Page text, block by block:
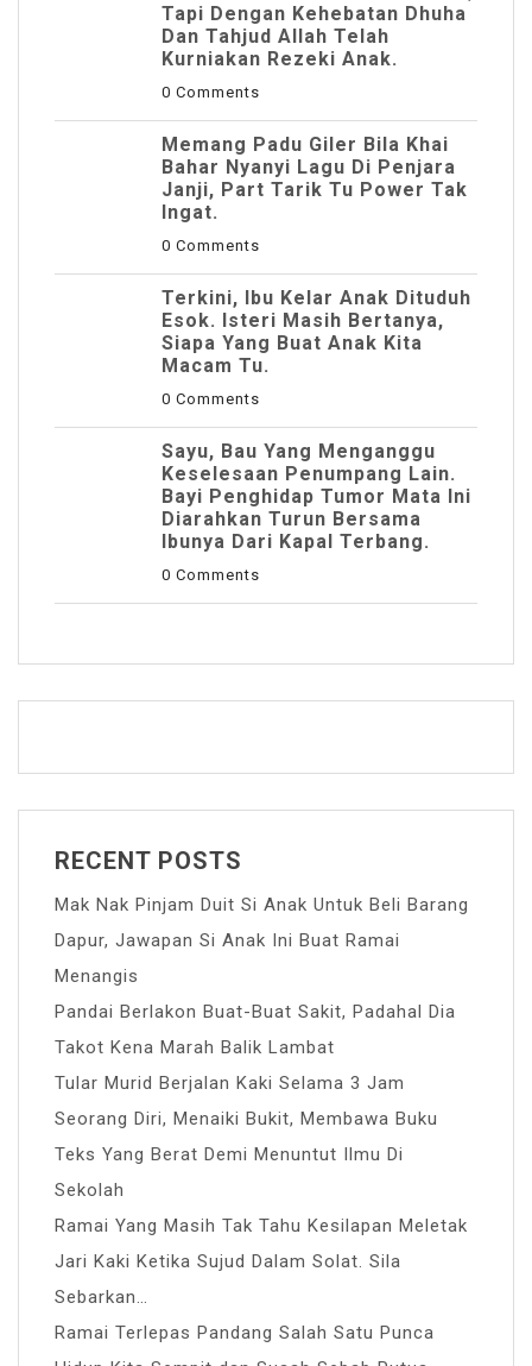
Tapi Dengan Kehebatan Dhuha
Dan Tahjud Allah Telah
Kurniakan Rezeki Anak.
0 Comments
Memang Padu Giler Bila Khai
Bahar Nyanyi Lagu Di Penjara
Janji, Part Tarik Tu Power Tak
Ingat.
0 Comments
Terkini, Ibu Kelar Anak Dituduh
Esok. Isteri Masih Bertanya,
Siapa Yang Buat Anak Kita
Macam Tu.
0 Comments
Sayu, Bau Yang Menganggu
Keselesaan Penumpang Lain.
Bayi Penghidap Tumor Mata Ini
Diarahkan Turun Bersama
Ibunya Dari Kapal Terbang.
0 Comments
RECENT POSTS
Mak Nak Pinjam Duit Si Anak Untuk Beli Barang
Dapur, Jawapan Si Anak Ini Buat Ramai
Menangis
Pandai Berlakon Buat-Buat Sakit, Padahal Dia
Takot Kena Marah Balik Lambat
Tular Murid Berjalan Kaki Selama 3 Jam
Seorang Diri, Menaiki Bukit, Membawa Buku
Teks Yang Berat Demi Menuntut Ilmu Di
Sekolah
Ramai Yang Masih Tak Tahu Kesilapan Meletak
Jari Kaki Ketika Sujud Dalam Solat. Sila
Sebarkan…
Ramai Terlepas Pandang Salah Satu Punca